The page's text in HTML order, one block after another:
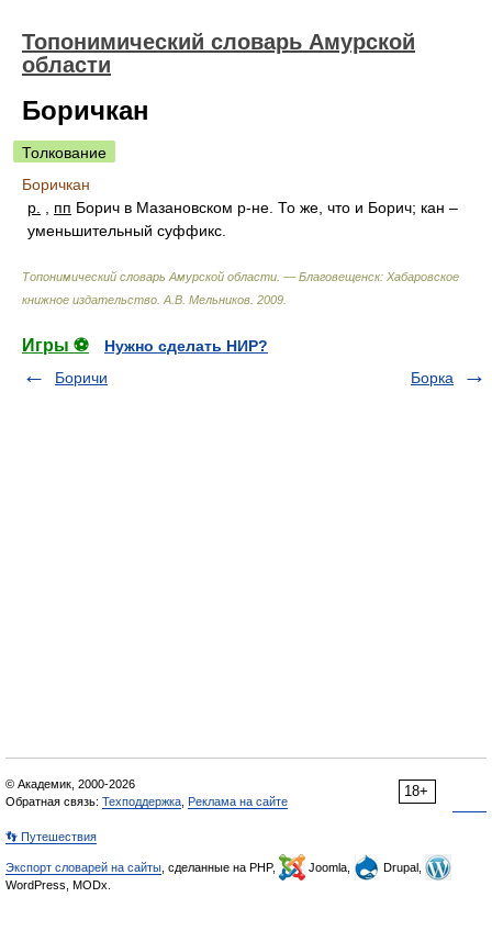
Топонимический словарь Амурской
области
Боричкан
Толкование
Боричкан
р.
пп Борич в Мазановском р-не. То же, что и Борич; кан –
уменьшительный суффикс.
Топонимический словарь Амурской области. — Благовещенск: Хабаровское
книжное издательство А.В. Мельников 2009
Игры ⚽
Нужно сделать НИР?
Боричи
Борка
18+
© Академик, 2000-2026
Обратная связь: Техподдержка Реклама на сайте
👣 Путешествия
Экспорт словарей на сайты , сделанные на PHP, Joomla,
Drupal,
WordPress, MODx.